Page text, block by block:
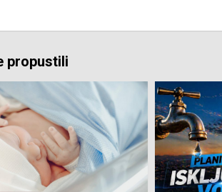
propustili